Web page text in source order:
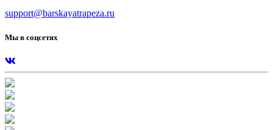
support@barskayatrapeza.ru
Мы в соцсетях